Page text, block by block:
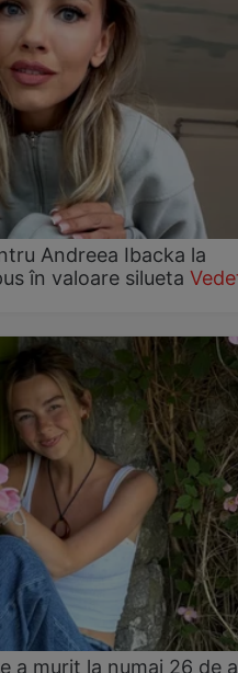
Andreea Ibacka la
în valoare silueta
a murit la numai 26 de